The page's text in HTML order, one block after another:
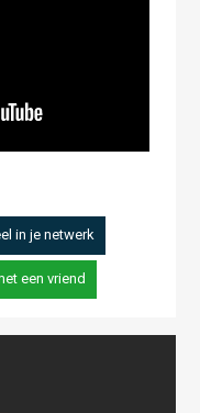
in je netwerk
een vriend